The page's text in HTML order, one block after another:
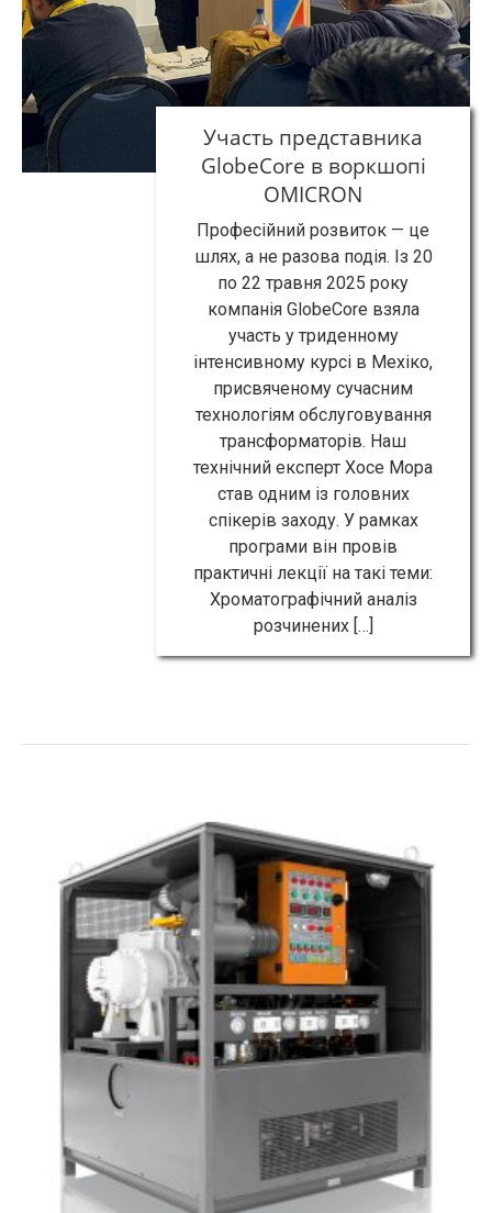
Участь представника
GlobeCore в воркшопі
OMICRON
Професійний розвиток — це
шлях, а не разова подія. Із 20
по 22 травня 2025 року
компанія GlobeCore взяла
участь у триденному
інтенсивному курсі в Мехіко,
присвяченому сучасним
технологіям обслуговування
трансформаторів. Наш
технічний експерт Хосе Мора
став одним із головних
спікерів заходу. У рамках
програми він провів
практичні лекції на такі теми:
Хроматографічний аналіз
розчинених […]